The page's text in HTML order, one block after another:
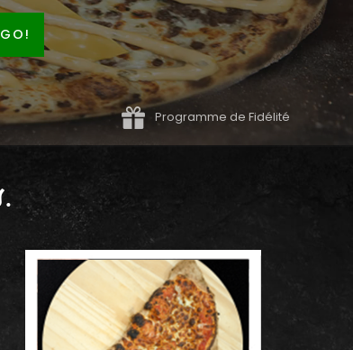
GO!
Programme de Fidélité
AJOUTER